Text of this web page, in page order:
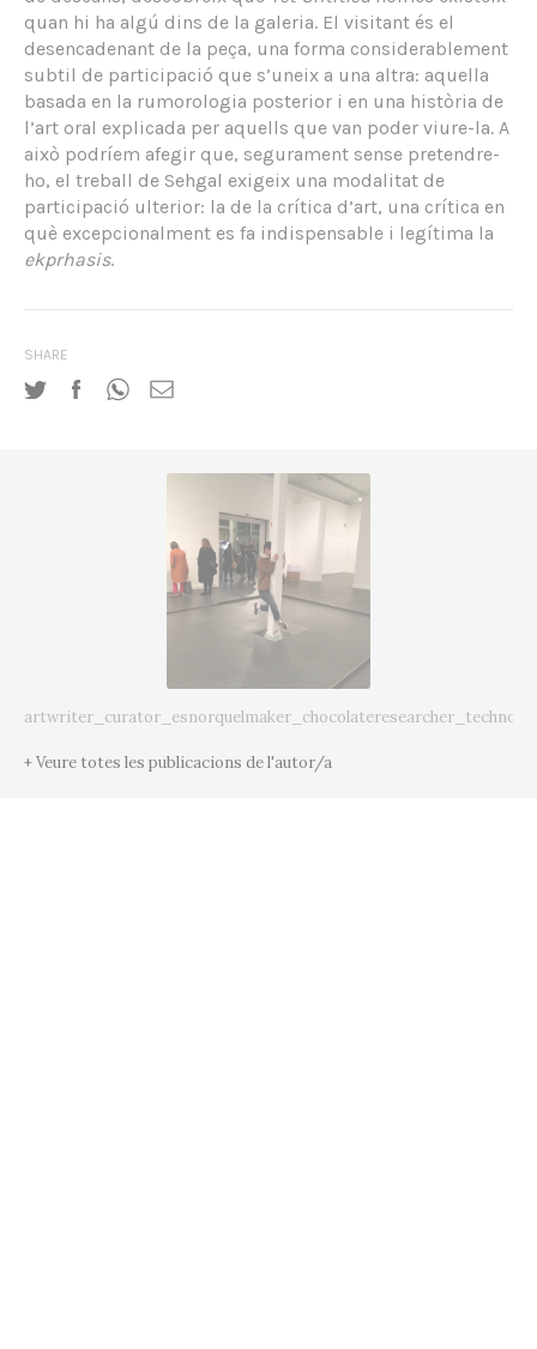
quan hi ha algú dins de la galeria. El visitant és el
desencadenant de la peça, una forma considerablement
subtil de participació que s’uneix a una altra: aquella
basada en la rumorologia posterior i en una història de
l’art oral explicada per aquells que van poder viure-la. A
això podríem afegir que, segurament sense pretendre-
ho, el treball de Sehgal exigeix una modalitat de
participació ulterior: la de la crítica d’art, una crítica en
què excepcionalment es fa indispensable i legítima la
ekprhasis.
SHARE
+ Veure totes les publicacions de l'autor/a